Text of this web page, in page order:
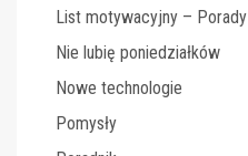
List motywacyjny – Porady
Nie lubię poniedziałków
Nowe technologie
Pomysły